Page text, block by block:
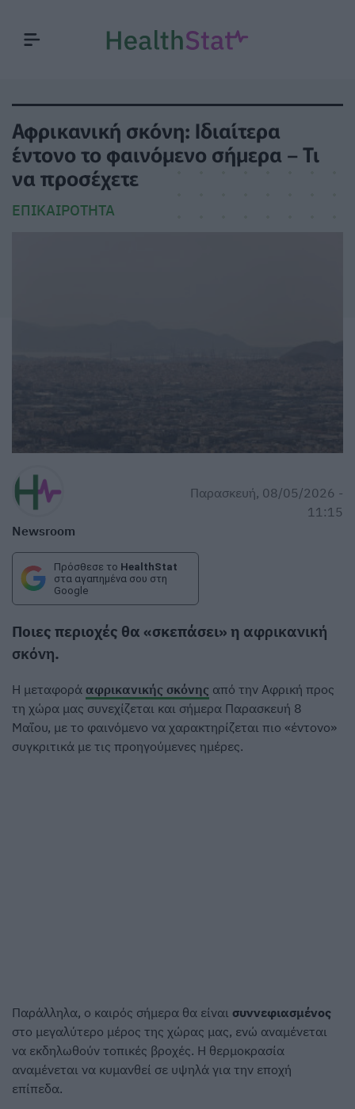
Αφρικανική σκόνη: Ιδιαίτερα
έντονο το φαινόμενο σήμερα – Τι
να προσέχετε
ΕΠΙΚΑΙΡΌΤΗΤΑ
Newsroom
Παρασκευή, 08/05/2026 -
11:15
Πρόσθεσε το HealthStat
στα αγαπημένα σου στη
Google
Ποιες περιοχές θα «σκεπάσει» η αφρικανική
σκόνη.
Η μεταφορά αφρικανικής σκόνης από την Αφρική προς
τη χώρα μας συνεχίζεται και σήμερα Παρασκευή 8
Μαΐου, με το φαινόμενο να χαρακτηρίζεται πιο «έντονο»
συγκριτικά με τις προηγούμενες ημέρες.
Παράλληλα, ο καιρός σήμερα θα είναι συννεφιασμένος
στο μεγαλύτερο μέρος της χώρας μας, ενώ αναμένεται
να εκδηλωθούν τοπικές βροχές. Η θερμοκρασία
αναμένεται να κυμανθεί σε υψηλά για την εποχή
επίπεδα.